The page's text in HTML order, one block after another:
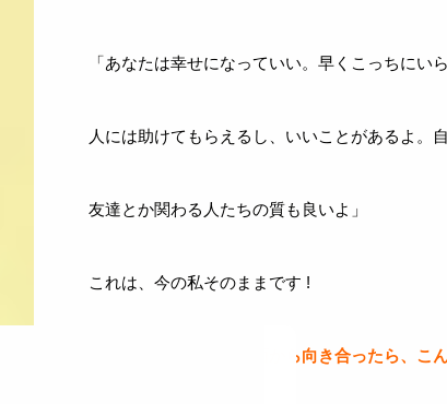
「あなたは幸せになっていい。早くこっちにい
人には助けてもらえるし、いいことがあるよ。自
友達とか関わる人たちの質も良いよ」
これは、今の私そのままです !
親とのかかわりに真正面から向き合ったら、こ